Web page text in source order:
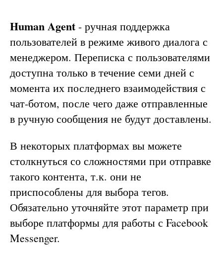
Human Agent - ручная поддержка
пользователей в режиме живого диалога с
менеджером. Переписка с пользователями
доступна только в течение семи дней с
момента их последнего взаимодействия с
чат-ботом, после чего даже отправленные
в ручную сообщения не будут доставлены.
В некоторых платформах вы можете
столкнуться со сложностями при отправке
такого контента, т.к. они не
приспособлены для выбора тегов.
Обязательно уточняйте этот параметр при
выборе платформы для работы с Facebook
Messenger.